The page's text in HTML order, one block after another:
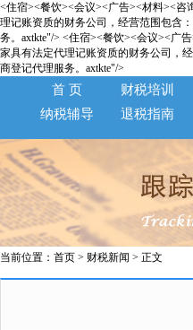
<住宿><餐饮><会议><广告><材料><
理记账资质的财务公司，经营范围包含
务。axtkte"/> <住宿><餐饮><会议><广
家具有法定代理记账资质的财务公司，
商登记代理服务。axtkte"/>
首 页 财税培训
纳税辅导
退税指南
当前位置： 首页 > 财税新闻 > 正文